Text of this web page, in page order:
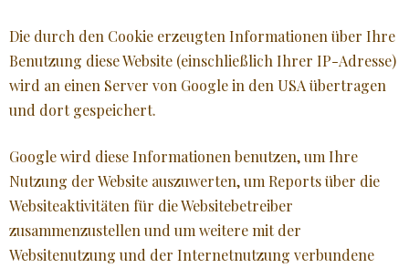
Die durch den Cookie erzeugten Informationen über Ihre
Benutzung diese Website (einschließlich Ihrer IP-Adresse)
wird an einen Server von Google in den USA übertragen
und dort gespeichert.
Google wird diese Informationen benutzen, um Ihre
Nutzung der Website auszuwerten, um Reports über die
Websiteaktivitäten für die Websitebetreiber
zusammenzustellen und um weitere mit der
Websitenutzung und der Internetnutzung verbundene